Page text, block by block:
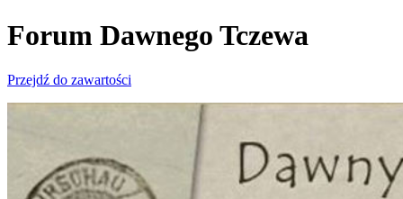
Forum Dawnego Tczewa
Przejdź do zawartości